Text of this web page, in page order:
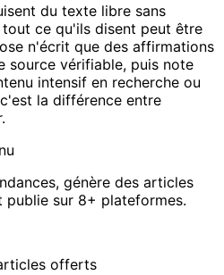
du texte libre sans
ce qu'ils disent peut être
n'écrit que des affirmations
source vérifiable, puis note
intensif en recherche ou
la différence entre
génère des articles
publie sur 8+ plateformes.
offerts